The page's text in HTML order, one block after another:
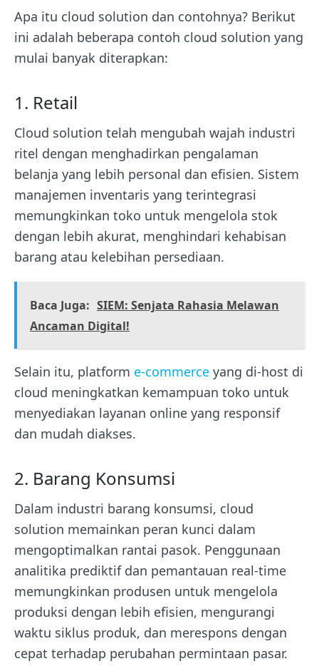
Apa itu cloud solution dan contohnya? Berikut
ini adalah beberapa contoh cloud solution yang
mulai banyak diterapkan:
1. Retail
Cloud solution telah mengubah wajah industri
ritel dengan menghadirkan pengalaman
belanja yang lebih personal dan efisien. Sistem
manajemen inventaris yang terintegrasi
memungkinkan toko untuk mengelola stok
dengan lebih akurat, menghindari kehabisan
barang atau kelebihan persediaan.
Baca Juga: SIEM: Senjata Rahasia Melawan
Ancaman Digital!
Selain itu, platform e-commerce yang di-host di
cloud meningkatkan kemampuan toko untuk
menyediakan layanan online yang responsif
dan mudah diakses.
2. Barang Konsumsi
Dalam industri barang konsumsi, cloud
solution memainkan peran kunci dalam
mengoptimalkan rantai pasok. Penggunaan
analitika prediktif dan pemantauan real-time
memungkinkan produsen untuk mengelola
produksi dengan lebih efisien, mengurangi
waktu siklus produk, dan merespons dengan
cepat terhadap perubahan permintaan pasar.